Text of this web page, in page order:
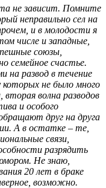
не зависит. Помните
неправильно сел на
и в молодости я
числе и западные,
союзы,
семейное счастье.
на развод в течение
которых не было много
волна разводов
и особого
друг на друга
А в остатке – те,
связи,
разрядить
Не знаю,
20 лет в браке
возможно.